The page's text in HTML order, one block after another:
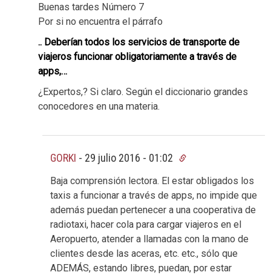
Buenas tardes Número 7
Por si no encuentra el párrafo
.. Deberían todos los servicios de transporte de
viajeros funcionar obligatoriamente a través de
apps,…
¿Expertos,? Si claro. Según el diccionario grandes
conocedores en una materia.
GORKI - 29 julio 2016 - 01:02
Baja comprensión lectora. El estar obligados los
taxis a funcionar a través de apps, no impide que
además puedan pertenecer a una cooperativa de
radiotaxi, hacer cola para cargar viajeros en el
Aeropuerto, atender a llamadas con la mano de
clientes desde las aceras, etc. etc., sólo que
ADEMÁS, estando libres, puedan, por estar